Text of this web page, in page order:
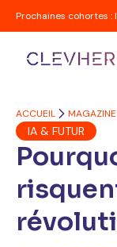
Prochaines cohortes
ACCUEIL MAGAZINE
IA & FUTUR